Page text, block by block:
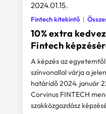
10% extra
Fintech
2024.01.15.
Fintech kitekintő
A képzés az
színvonallal várja a
határidő 2024. január
Corvinus FINTECH
szakközgazdász